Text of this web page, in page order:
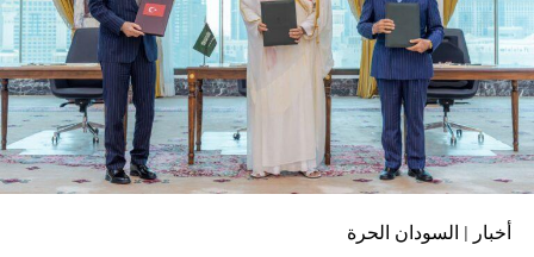
السيادة، بحث ضرورة الاهتمام بالمنتخبات الوطنية وتطوير البنيات
الأساسية للرياضة حتى تسمح بتنظيم المباريات والمنافسات بين
الأندية.
أخبار | السودان الحرة